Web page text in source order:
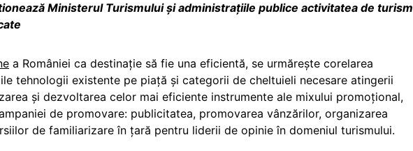
Ministerul Turismului și administrațiile publice activitatea de turism
a României ca destinație să fie una eficientă, se urmărește corelarea
tehnologii existente pe piață și categorii de cheltuieli necesare atingerii
și dezvoltarea celor mai eficiente instrumente ale mixului promoțional,
de promovare: publicitatea, promovarea vânzărilor, organizarea
de familiarizare în ţară pentru liderii de opinie în domeniul turismului.